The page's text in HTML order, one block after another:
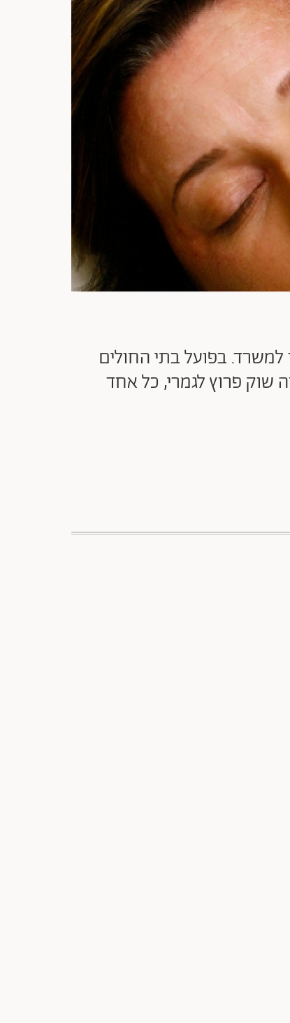
למשרד. בפועל בתי החולים
שוק פרוץ לגמרי, כל אחד